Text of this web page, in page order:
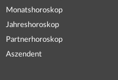
Monatshoroskop
Jahreshoroskop
Partnerhoroskop
Aszendent